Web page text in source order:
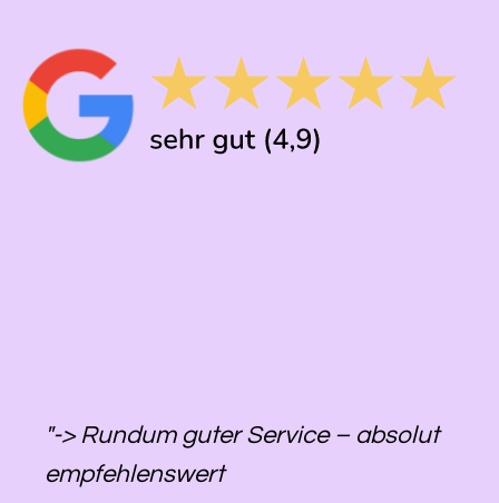
"-> Rundum guter Service – absolut
empfehlenswert